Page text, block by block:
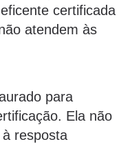
certificada
atendem às
para
Ela não
resposta